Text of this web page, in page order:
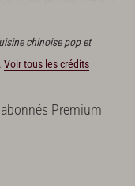
chinoise pop et
Voir tous les crédits
Premium